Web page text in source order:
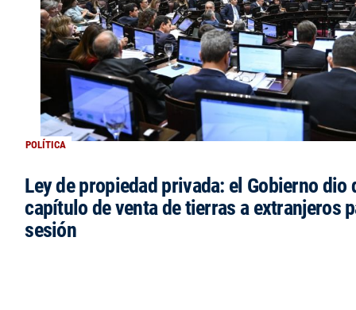
POLÍTICA
Ley de propiedad privada: el Gobierno dio
capítulo de venta de tierras a extranjeros
sesión